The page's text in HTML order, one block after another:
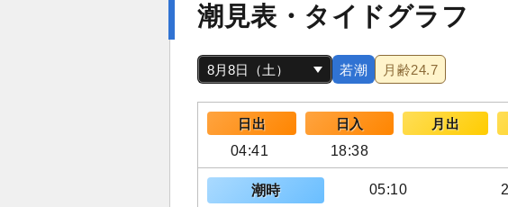
潮見表・タイドグラフ
若潮 月齢24.7
日出 日入 月出
04:41
18:38
潮時 05:10